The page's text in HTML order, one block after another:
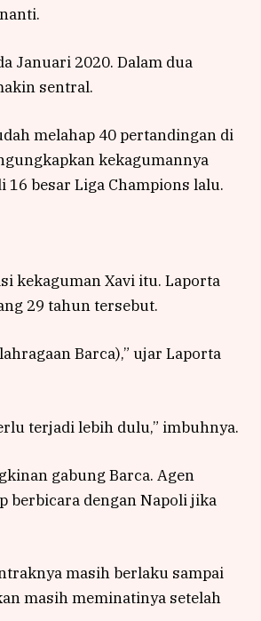
Januari 2020. Dalam dua
sentral.
melahap 40 pertandingan di
kekagumannya
besar Liga Champions lalu.
kekaguman Xavi itu. Laporta
29 tahun tersebut.
Barca),” ujar Laporta
terjadi lebih dulu,” imbuhnya.
gabung Barca. Agen
berbicara dengan Napoli jika
masih berlaku sampai
masih meminatinya setelah